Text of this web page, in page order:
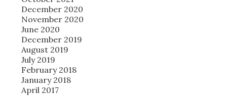
December 2020
November 2020
June 2020
December 2019
August 2019
July 2019
February 2018
January 2018
April 2017